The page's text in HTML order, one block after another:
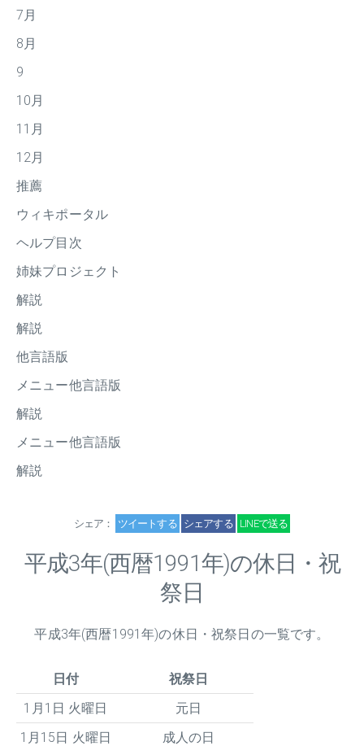
7月
8月
9
10月
11月
12月
推薦
ウィキポータル
ヘルプ目次
姉妹プロジェクト
解説
解説
他言語版
メニュー他言語版
解説
メニュー他言語版
解説
シェア： ツイートする シェアする LINEで送る
平成3年(西暦1991年)の休日・祝
祭日
平成3年(西暦1991年)の休日・祝祭日の一覧です。
日付
祝祭日
1月1日 火曜日
元日
1月15日 火曜日
成人の日